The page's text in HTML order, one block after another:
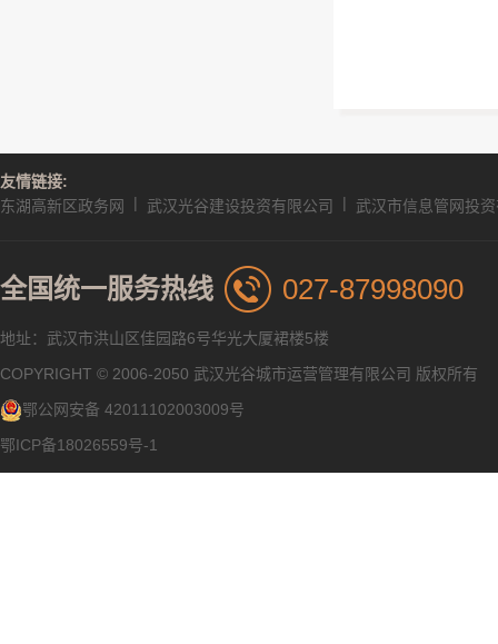
友情链接:
东湖高新区政务网
| 武汉光谷建设投资有限公司 | 武汉市信息管网投
全国统一服务热线 027-87998090
地址：武汉市洪山区佳园路6号华光大厦裙楼5楼
COPYRIGHT © 2006-2050 武汉光谷城市运营管理有限公司 版权所有
鄂公网安备 42011102003009号
鄂ICP备18026559号-1